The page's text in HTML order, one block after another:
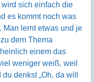
sich einfach die
es kommt noch was
Man lernt etwas und je
dem Thema
einem das
weniger weiß, weil
denkst „Oh, da will